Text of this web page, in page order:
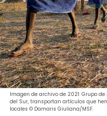
Imagen de archivo de 2021: Grupo
del Sur, transportan artículos que
locales © Damaris Giuliana/MSF.